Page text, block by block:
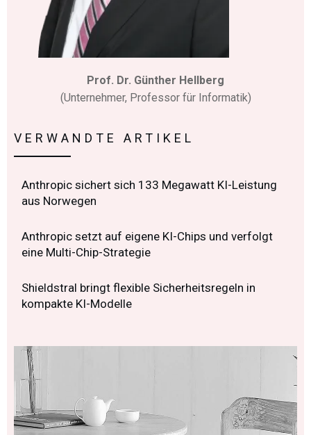
Prof. Dr. Günther Hellberg
(Unternehmer, Professor für Informatik)
VERWANDTE ARTIKEL
Anthropic sichert sich 133 Megawatt KI-Leistung
aus Norwegen
Anthropic setzt auf eigene KI-Chips und verfolgt
eine Multi-Chip-Strategie
Shieldstral bringt flexible Sicherheitsregeln in
kompakte KI-Modelle